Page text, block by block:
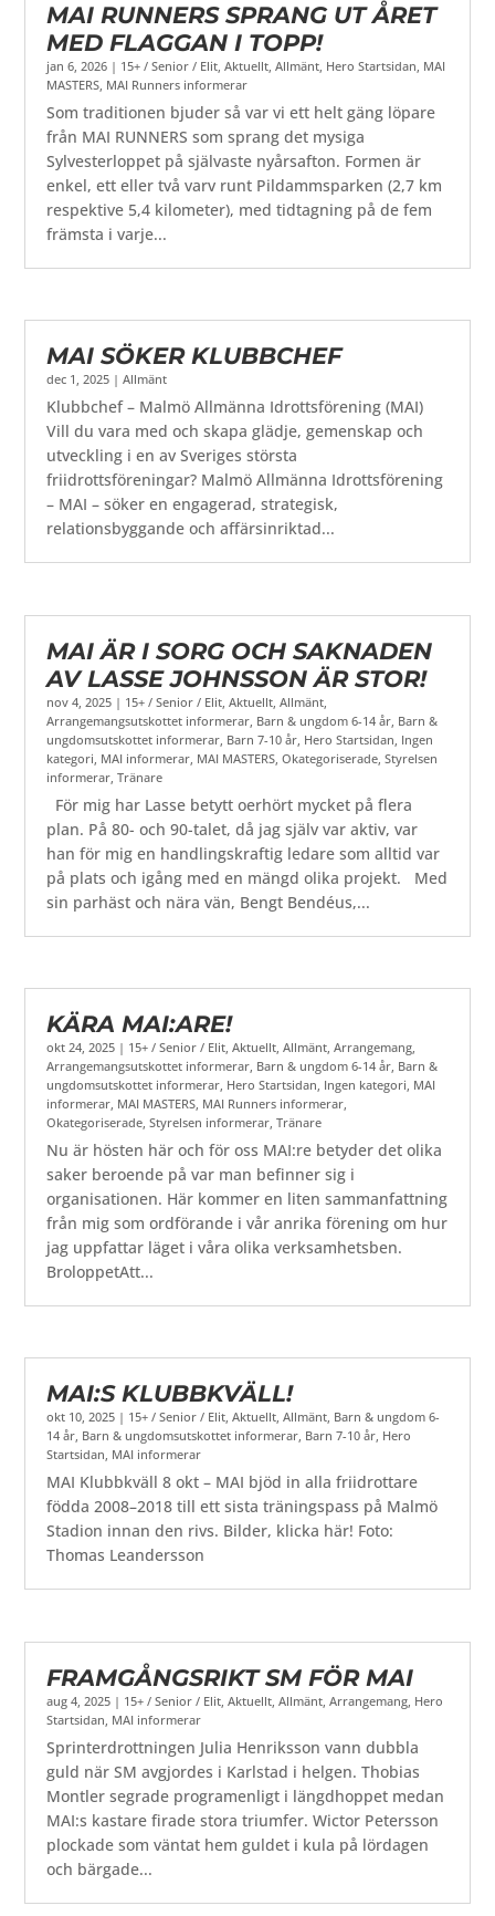
MAI RUNNERS SPRANG UT ÅRET
MED FLAGGAN I TOPP!
jan 6, 2026 | 15+ / Senior / Elit ,Aktuellt ,Allmänt Hero Startsidan MAI
MASTERS MAI Runners informerar
Som traditionen bjuder så var vi ett helt gäng löpare
från MAI RUNNERS som sprang det mysiga
Sylvesterloppet på självaste nyårsafton. Formen är
enkel, ett eller två varv runt Pildammsparken (2,7 km
respektive 5,4 kilometer), med tidtagning på de fem
främsta i varje...
MAI SÖKER KLUBBCHEF
dec 1, 2025 |Allmänt
Klubbchef – Malmö Allmänna Idrottsförening (MAI)
Vill du vara med och skapa glädje, gemenskap och
utveckling i en av Sveriges största
friidrottsföreningar? Malmö Allmänna Idrottsförening
– MAI – söker en engagerad, strategisk,
relationsbyggande och affärsinriktad...
MAI ÄR I SORG OCH SAKNADEN
AV LASSE JOHNSSON ÄR STOR!
nov 4, 2025 | 15+ / Senior / Elit ,Aktuellt ,Allmänt
Arrangemangsutskottet informerar Barn & ungdom 6-14 år Barn &
ungdomsutskottet informerar Barn 7-10 år Hero Startsidan Ingen
kategori MAI informerar MAI MASTERS ,Okategoriserade ,Styrelsen
informerar ,Tränare
För mig har Lasse betytt oerhört mycket på flera
plan. På 80- och 90-talet, då jag själv var aktiv, var
han för mig en handlingskraftig ledare som alltid var
på plats och igång med en mängd olika projekt. Med
sin parhäst och nära vän, Bengt Bendéus,...
KÄRA MAI:ARE!
okt 24, 2025 | 15+ / Senior / Elit ,Aktuellt ,Allmänt ,Arrangemang
Arrangemangsutskottet informerar Barn & ungdom 6-14 år Barn &
ungdomsutskottet informerar Hero Startsidan Ingen kategori MAI
informerar MAI MASTERS MAI Runners informerar
Okategoriserade ,Styrelsen informerar ,Tränare
Nu är hösten här och för oss MAI:re betyder det olika
saker beroende på var man befinner sig i
organisationen. Här kommer en liten sammanfattning
från mig som ordförande i vår anrika förening om hur
jag uppfattar läget i våra olika verksamhetsben.
BroloppetAtt...
MAI:S KLUBBKVÄLL!
okt 10, 2025 | 15+ / Senior / Elit,Aktuellt,Allmänt, Barn & ungdom 6-
14 år, Barn & ungdomsutskottet informerar, Barn 7-10 år, Hero
Startsidan, MAI informerar
MAI Klubbkväll 8 okt – MAI bjöd in alla friidrottare
födda 2008–2018 till ett sista träningspass på Malmö
Stadion innan den rivs. Bilder, klicka här! Foto:
Thomas Leandersson
FRAMGÅNGSRIKT SM FÖR MAI
aug 4, 2025 | 15+ / Senior / Elit ,Aktuellt ,Allmänt ,Arrangemang Hero
Startsidan MAI informerar
Sprinterdrottningen Julia Henriksson vann dubbla
guld när SM avgjordes i Karlstad i helgen. Thobias
Montler segrade programenligt i längdhoppet medan
MAI:s kastare firade stora triumfer. Wictor Petersson
plockade som väntat hem guldet i kula på lördagen
och bärgade...